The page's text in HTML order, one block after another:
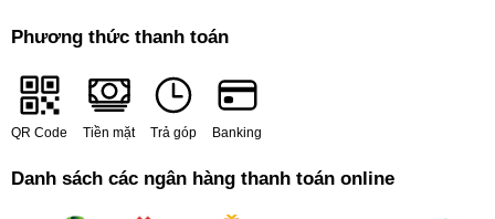
Phương thức thanh toán
QR Code Tiền mặt Trả góp Banking
Danh sách các ngân hàng thanh toán online